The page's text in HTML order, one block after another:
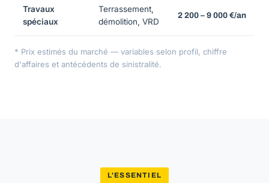
Travaux
spéciaux
Terrassement,
démolition, VRD
2 200 – 9 000 €/an
* Prix estimés du marché — variables selon profil, chiffre
d'affaires et antécédents de sinistralité.
L'ESSENTIEL